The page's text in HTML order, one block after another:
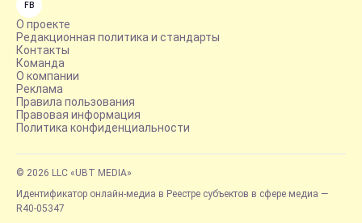
FB
О проекте
Редакционная политика и стандарты
Контакты
Команда
О компании
Реклама
Правила пользования
Правовая информация
Политика конфиденциальности
© 2026 LLC «UBT MEDIA»
Идентификатор онлайн-медиа в Реестре субъектов в сфере медиа —
R40-05347